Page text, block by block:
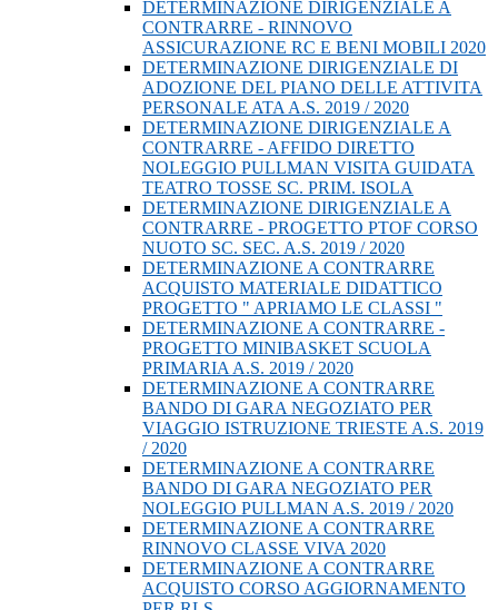
DETERMINAZIONE DIRIGENZIALE A
CONTRARRE - RINNOVO
ASSICURAZIONE RC E BENI MOBILI 2020
DETERMINAZIONE DIRIGENZIALE DI
ADOZIONE DEL PIANO DELLE ATTIVITA
PERSONALE ATA A.S. 2019 / 2020
DETERMINAZIONE DIRIGENZIALE A
CONTRARRE - AFFIDO DIRETTO
NOLEGGIO PULLMAN VISITA GUIDATA
TEATRO TOSSE SC. PRIM. ISOLA
DETERMINAZIONE DIRIGENZIALE A
CONTRARRE - PROGETTO PTOF CORSO
NUOTO SC. SEC. A.S. 2019 / 2020
DETERMINAZIONE A CONTRARRE
ACQUISTO MATERIALE DIDATTICO
PROGETTO " APRIAMO LE CLASSI "
DETERMINAZIONE A CONTRARRE -
PROGETTO MINIBASKET SCUOLA
PRIMARIA A.S. 2019 / 2020
DETERMINAZIONE A CONTRARRE
BANDO DI GARA NEGOZIATO PER
VIAGGIO ISTRUZIONE TRIESTE A.S. 2019
/ 2020
DETERMINAZIONE A CONTRARRE
BANDO DI GARA NEGOZIATO PER
NOLEGGIO PULLMAN A.S. 2019 / 2020
DETERMINAZIONE A CONTRARRE
RINNOVO CLASSE VIVA 2020
DETERMINAZIONE A CONTRARRE
ACQUISTO CORSO AGGIORNAMENTO